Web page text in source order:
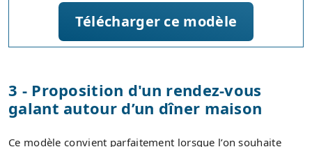
Télécharger ce modèle
3 - Proposition d'un rendez-vous
galant autour d’un dîner maison
Ce modèle convient parfaitement lorsque l’on souhaite